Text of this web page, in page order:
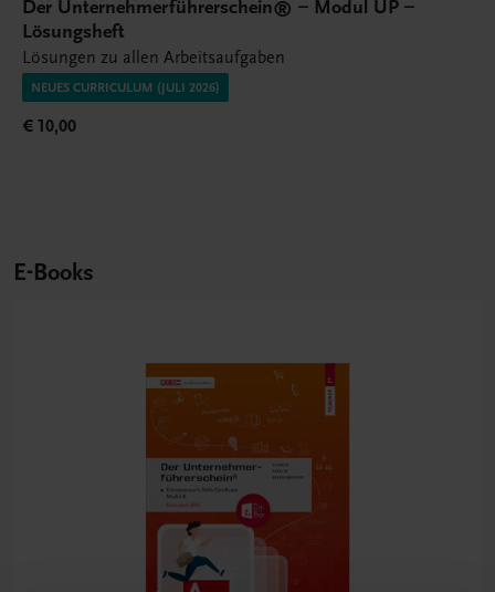
Der Unternehmerführerschein® – Modul UP –
Lösungsheft
Lösungen zu allen Arbeitsaufgaben
NEUES CURRICULUM (JULI 2026)
€ 10,00
E-Books